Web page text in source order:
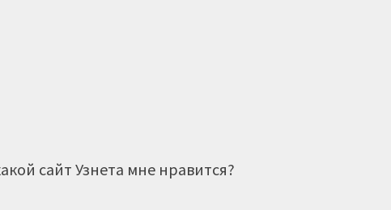
сайт Узнета мне нравится?